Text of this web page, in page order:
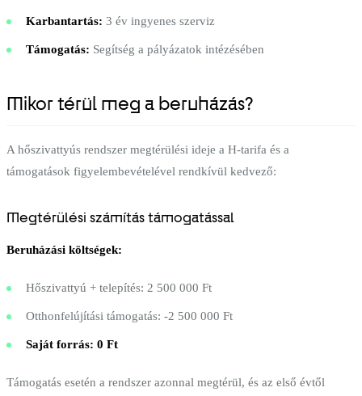
Karbantartás: 3 év ingyenes szerviz
Támogatás: Segítség a pályázatok intézésében
Mikor térül meg a beruházás?
A hőszivattyús rendszer megtérülési ideje a H-tarifa és a
támogatások figyelembevételével rendkívül kedvező:
Megtérülési számítás támogatással
Beruházási költségek:
Hőszivattyú + telepítés: 2 500 000 Ft
Otthonfelújítási támogatás: -2 500 000 Ft
Saját forrás: 0 Ft
Támogatás esetén a rendszer azonnal megtérül, és az első évtől